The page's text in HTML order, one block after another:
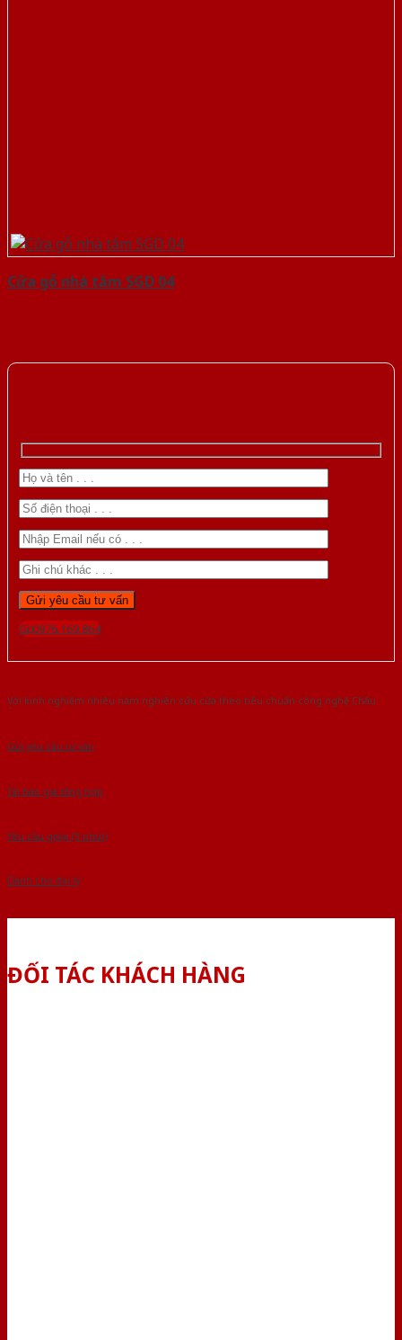
Cửa gỗ nhà tắm SGD 04
Gọi 0976.169.864
Với kinh nghiệm nhiêu năm nghiên cứu cửa theo tiêu chuẩn công nghệ Châu
Gửi yêu cầu tư vấn
Tải báo giá tổng hợp
Yêu cầu gọi lại (3 phút)
Dành cho đại lý
ĐỐI TÁC KHÁCH HÀNG